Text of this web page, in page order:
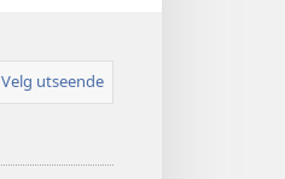
Velg utseende